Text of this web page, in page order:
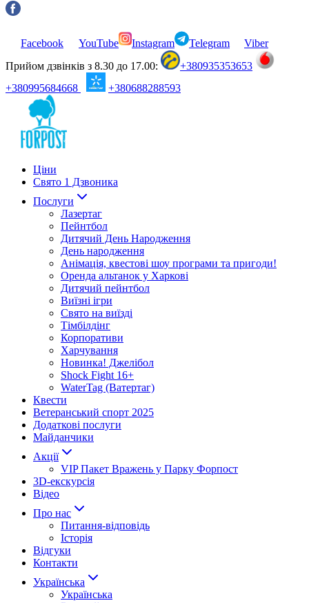
Facebook YouTube Instagram Telegram
Viber
Прийом дзвінків з 8.30 до 17.00:
+380935353653
+380995684668
+380688288593
Ціни
Свято 1 Дзвоника
Послуги
Лазертаг
Пейнтбол
Дитячий День Народження
День народження
Анімація, квестові шоу програми та пригоди!
Оренда альтанок у Харкові
Дитячий пейнтбол
Виїзні ігри
Свято на виїзді
Тімбілдінг
Корпоративи
Харчування
Новинка! Джелібол
Shock Fight 16+
WaterTag (Ватертаг)
Квести
Ветеранський спорт 2025
Додаткові послуги
Майданчики
Акції
VIP Пакет Вражень у Парку Форпост
3D-екскурсія
Відео
Про нас
Питання-відповідь
Історія
Відгуки
Контакти
Українська
Українська